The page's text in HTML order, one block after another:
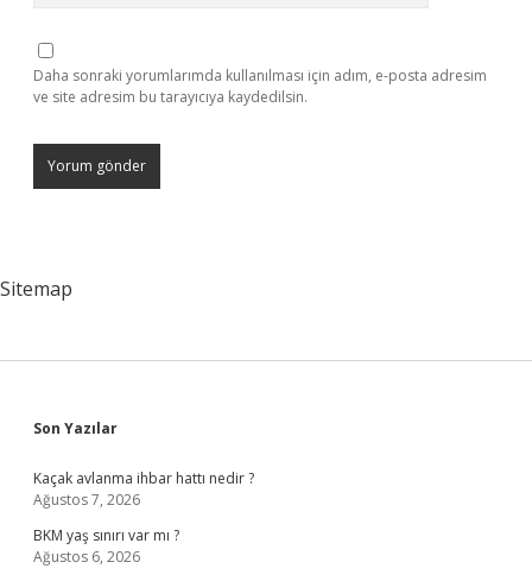
Daha sonraki yorumlarımda kullanılması için adım, e-posta adresim
ve site adresim bu tarayıcıya kaydedilsin.
Sitemap
Sidebar
Son Yazılar
Kaçak avlanma ihbar hattı nedir ?
Ağustos 7, 2026
BKM yaş sınırı var mı ?
Ağustos 6, 2026